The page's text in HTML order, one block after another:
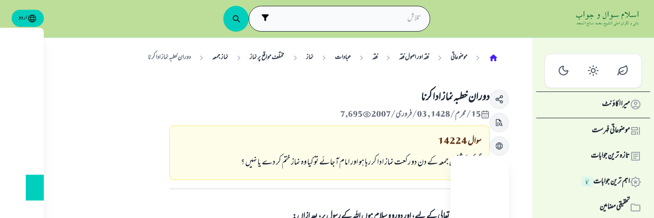
اردو
میرا اکاؤنٹ
موضوعاتی فہرست
تازہ ترین جوابات
اہم ترین جوابات نِیا
تحقیقی مضامین
موضوعاتی فقہ اور اصول فقہ فقہ عبادات نماز مختلف مواقع پر نماز نماز جمعہ دوران خطبہ نماز ادا كرنا
دوران خطبہ نماز ادا كرنا
15/محرم/1428 , 03/فروری/2007 7,695
سوال14224
اگر كوئى شخص جمعہ كے دن دو ركعت نماز ادا كر رہا ہو اور امام آجائے تو كيا وہ نماز ختم كر دے يا نہيں ؟